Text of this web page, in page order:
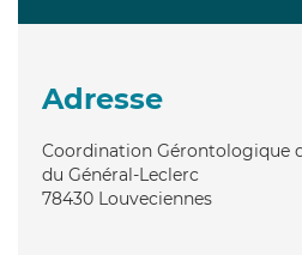
Adresse
Coordination Gérontologique
du Général-Leclerc
78430 Louveciennes